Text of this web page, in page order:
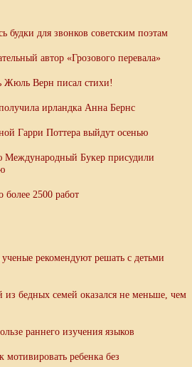
будки для звонков советским поэтам
автор «Грозового перевала»
Жюль Верн писал стихи!
ирландка Анна Бернс
Гарри Поттера выйдут осенью
Букер присудили
2500 работ
рекомендуют решать с детьми
из бедных семей оказался не меньше, чем
раннего изучения языков
мотивировать ребенка без